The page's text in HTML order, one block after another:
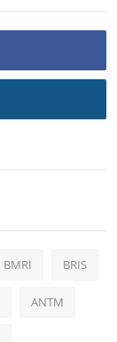
BMRI BRIS
ANTM